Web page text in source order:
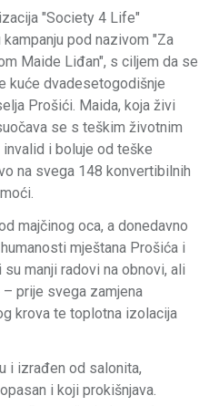
"Society 4 Life"
pod nazivom "Za
Maide Liđan", s ciljem da se
kuće dvadesetogodišnje
Prošići. Maida, koja živi
se s teškim životnim
i boluje od teške
na svega 148 konvertibilnih
majčinog oca, a donedavno
mještana Prošića i
manji radovi na obnovi, ali
prije svega zamjena
krova te toplotna izolacija
i izrađen od salonita,
i koji prokišnjava.